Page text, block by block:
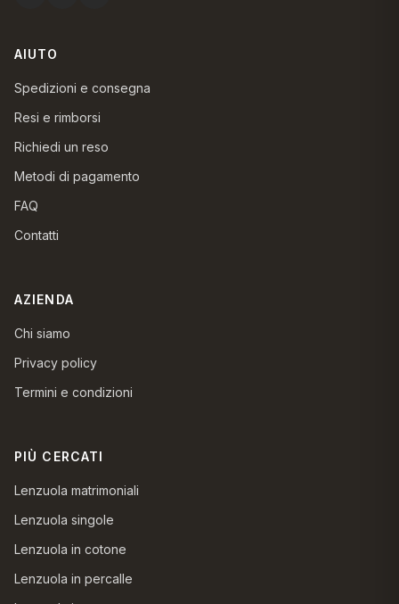
AIUTO
Spedizioni e consegna
Resi e rimborsi
Richiedi un reso
Metodi di pagamento
FAQ
Contatti
AZIENDA
Chi siamo
Privacy policy
Termini e condizioni
PIÙ CERCATI
Lenzuola matrimoniali
Lenzuola singole
Lenzuola in cotone
Lenzuola in percalle